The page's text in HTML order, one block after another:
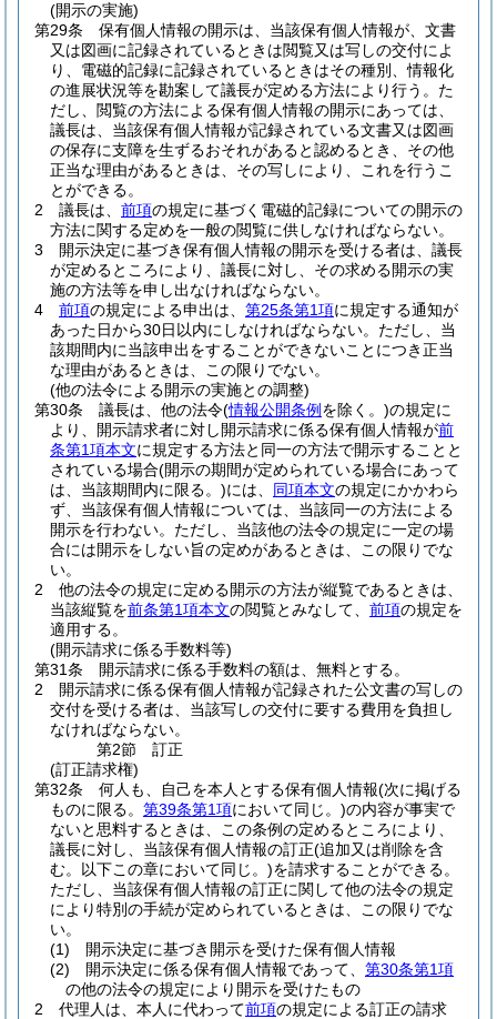
(開示の実施)
第29条
保有個人情報の開示は、当該保有個人情報が、文書
又は図画に記録されているときは閲覧又は写しの交付によ
り、電磁的記録に記録されているときはその種別、情報化
の進展状況等を勘案して議長が定める方法により行う。 た
だし、閲覧の方法による保有個人情報の開示にあっては、
議長は、当該保有個人情報が記録されている文書又は図画
の保存に支障を生ずるおそれがあると認めるとき、その他
正当な理由があるときは、その写しにより、これを行うこ
とができる。
2
議長は、 前項の規定に基づく電磁的記録についての開示の
方法に関する定めを一般の閲覧に供しなければならない。
3
開示決定に基づき保有個人情報の開示を受ける者は、議長
が定めるところにより、議長に対し、その求める開示の実
施の方法等を申し出なければならない。
4
前項の規定による申出は、 第25条第1項に規定する通知が
あった日から30日以内にしなければならない。 ただし、当
該期間内に当該申出をすることができないことにつき正当
な理由があるときは、この限りでない。
(他の法令による開示の実施との調整)
第30条
議長は、他の法令(情報公開条例 を除く。)の規定に
より、開示請求者に対し開示請求に係る保有個人情報が前
条第1項本文に規定する方法と同一の方法で開示することと
されている場合(開示の期間が定められている場合にあって
は、当該期間内に限る。)には、 同項本文の規定にかかわら
ず、当該保有個人情報については、当該同一の方法による
開示を行わない。 ただし、当該他の法令の規定に一定の場
合には開示をしない旨の定めがあるときは、この限りでな
い。
2
他の法令の規定に定める開示の方法が縦覧であるときは、
当該縦覧を前条第1項本文の閲覧とみなして、 前項の規定を
適用する。
(開示請求に係る手数料等)
第31条
開示請求に係る手数料の額は、無料とする。
2
開示請求に係る保有個人情報が記録された公文書の写しの
交付を受ける者は、当該写しの交付に要する費用を負担し
なければならない。
第2節
訂正
(訂正請求権)
第32条
何人も、自己を本人とする保有個人情報(次に掲げる
ものに限る。 第39条第1項において同じ。)の内容が事実で
ないと思料するときは、この条例の定めるところにより、
議長に対し、当該保有個人情報の訂正(追加又は削除を含
む。以下この章において同じ。)を請求することができる。
ただし、当該保有個人情報の訂正に関して他の法令の規定
により特別の手続が定められているときは、この限りでな
い。
(1)
開示決定に基づき開示を受けた保有個人情報
(2)
開示決定に係る保有個人情報であって、 第30条第1項
の他の法令の規定により開示を受けたもの
2
代理人は、本人に代わって前項の規定による訂正の請求